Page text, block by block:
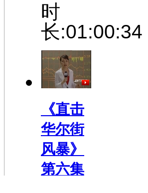
时
长:01:00:34
《直击
华尔街
风暴》
第六集